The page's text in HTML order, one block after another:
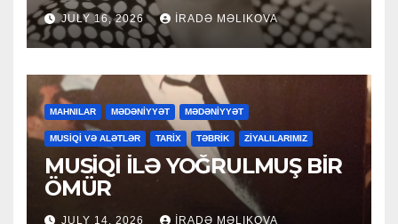
JULY 16, 2026 İRADƏ MƏLIKOVA
MAHNILAR MƏDƏNİYYƏT MƏDƏNİYYƏT
MUSİQİ VƏ ALƏTLƏR TARİX TƏBRİK ZİYALILARIMIZ
MUSİQİ İLƏ YOĞRULMUŞ BİR
ÖMÜR
JULY 14, 2026 İRADƏ MƏLIKOVA